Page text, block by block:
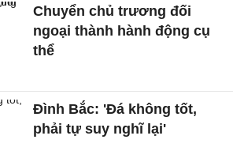
Chuyển chủ trương đối
ngoại thành hành động cụ
thể
Đình Bắc: 'Đá không tốt,
phải tự suy nghĩ lại'